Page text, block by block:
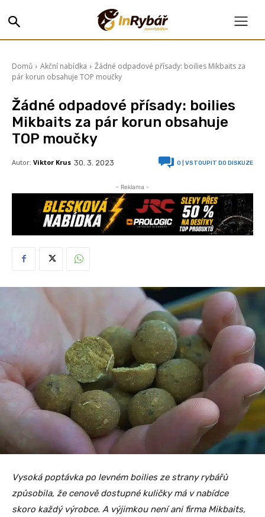
Domů Akční nabídka
Žádné odpadové přísady: boilies Mikbaits za
pár korun obsahuje TOP moučky
Žádné odpadové přísady: boilies
Mikbaits za pár korun obsahuje
TOP moučky
Autor: Viktor Krus 30. 3. 2023 0 | VSTOUPIT DO DISKUZE
- Reklama -
Vysoká poptávka po levném boilies ze strany rybářů
způsobila, že cenově dostupné kuličky má v nabídce
skoro každý výrobce. A výjimkou není ani firma Mikbaits,